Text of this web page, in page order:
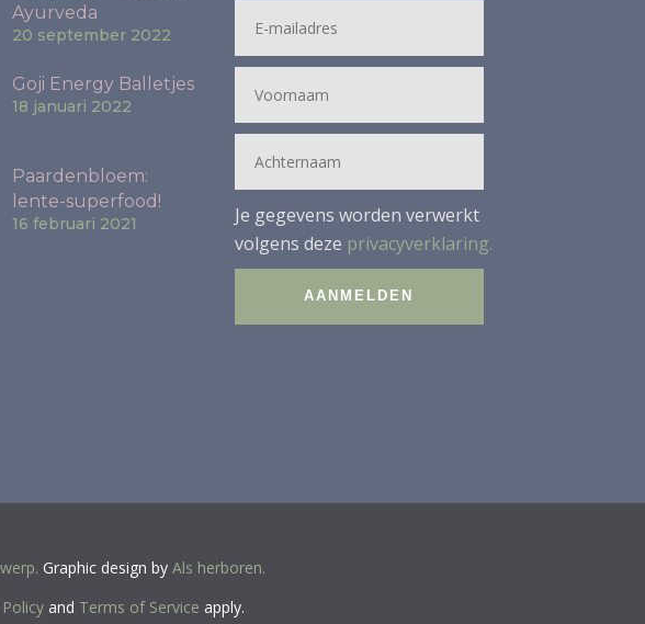
Ayurveda
20 september 2022
Goji Energy Balletjes
18 januari 2022
Paardenbloem:
lente-superfood!
16 februari 2021
Je gegevens worden verwerkt
volgens deze privacyverklaring.
Graphic design by Als herboren.
and Terms of Service apply.